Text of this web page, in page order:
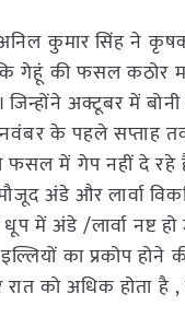
कुमार सिंह ने
की फसल कठोर
अक्टूबर में
के पहले सप्ताह
में गेप नहीं दे रहे
अंडे और लार्वा
में अंडे /लार्वा नष्ट
का प्रकोप
को अधिक होता